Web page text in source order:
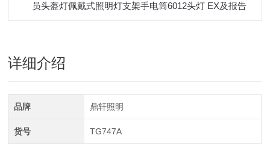
员头盔灯佩戴式照明灯支架手电筒6012头灯 EX及报告
详细介绍
品牌 鼎轩照明
货号 TG747A